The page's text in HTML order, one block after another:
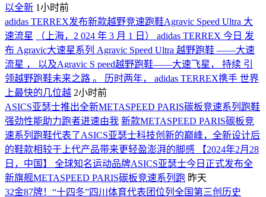
以全新 1小时前
adidas TERREX发布新款越野竞速跑鞋Agravic Speed Ultra 大
速流星
（上海，2 024 年 3 月 1 日） adidas TERREX 今日 发
布 Agravic大速星系列 Agravic Speed Ultra 越野跑鞋 ——大速
流星 ， 以及Agravic S peed越野跑鞋——大速飞星， 持续 引
领越野跑鞋未来之路 。 历时两年， adidas TERREX携手 世界
上最快的几位越 2小时前
ASICS亚瑟士推出全新METASPEED PARIS碳板竞速系列跑鞋
强劲性能助力跑者进速由我 新款METASPEED PARIS碳板竞
速系列跑鞋代表了ASICS亚瑟士科技创新的巅峰，全新设计后
的鞋款相较于上代产品带来更轻盈澎湃的脚感 【2024年2月28
日，中国】 全球知名运动品牌ASICS亚瑟士今日正式发布全
新旗舰METASPEED PARIS碳板竞速系列跑 昨天
32金87牌！“十四冬”四川体育代表团位列全国第三创历史